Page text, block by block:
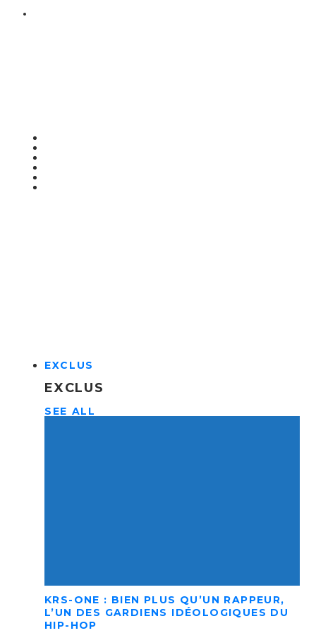
EXCLUS
EXCLUS
SEE ALL
KRS-ONE : BIEN PLUS QU’UN RAPPEUR,
L’UN DES GARDIENS IDÉOLOGIQUES DU
HIP-HOP